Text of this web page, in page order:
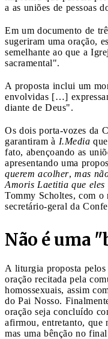
a as uniões de pessoas
Em um documento de
sugeriram uma oração,
semelhante ao que a
sacramental".
A proposta inclui um
envolvidas […]
diante de Deus".
Os dois porta-vozes da
garantiram à I.Media
fato, abençoando as
apresentando uma
querem acolher, mas
Amoris Laetitia que
Tommy Scholtes, com o
secretário-geral da
Não é uma
A liturgia proposta
oração recitada pela
homossexuais, assim
do Pai Nosso.
oração seja concluído
afirmou, entretanto, que
mas uma bênção no